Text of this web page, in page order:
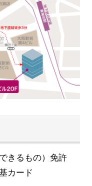
きるもの）免許
カード